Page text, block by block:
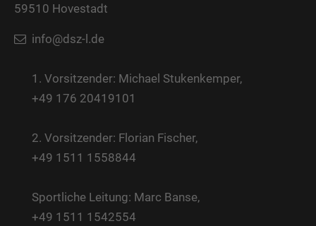
59510 Hovestadt
info@dsz-l.de
1. Vorsitzender: Michael Stukenkemper,
+49 176 20419101
2. Vorsitzender: Florian Fischer,
+49 1511 1558844
Sportliche Leitung: Marc Banse,
+49 1511 1542554